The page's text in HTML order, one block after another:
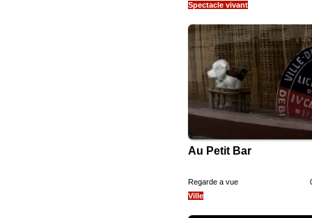
Spectacle vivant
Au Petit Bar
Regarde a vue
Ville